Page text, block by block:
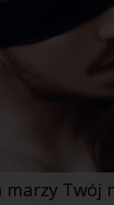
marzy Twój